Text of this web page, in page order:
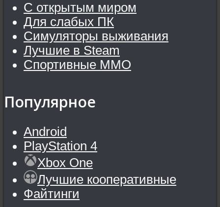
С открытым миром
Для слабых ПК
Симуляторы выживания
Лучшие в Steam
Спортивные MMO
Популярное
Android
PlayStation 4
Xbox One
Лучшие кооперативные
Файтинги